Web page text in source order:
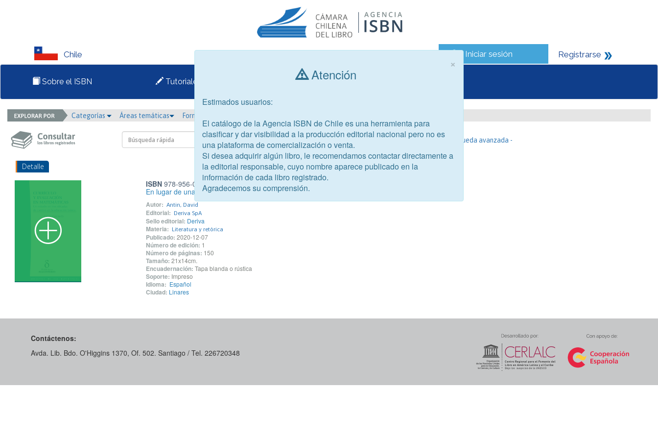
Chile Iniciar sesión Registrarse
Sobre el ISBN Tutoriales Consultar libros
Categorías Áreas temáticas Formato
- Búsqueda avanzada -
Detalle
ISBN978-956-09505-1-2
En lugar de una conferencia
Autor: Antin, David
Editorial: Deriva SpA
Sello editorial: Deriva
Materia: Literatura y retórica
Publicado: 2020-12-07
Número de edición: 1
Número de páginas: 150
Tamaño: 21x14cm.
Encuadernación: Tapa blanda o rústica
Soporte: Impreso
Idioma: Español
Ciudad: Linares
Contáctenos:
Avda. Lib. Bdo. O'Higgins 1370, Of. 502. Santiago / Tel. 226720348
×
Atención
Estimados usuarios:
El catálogo de la Agencia ISBN de Chile es una herramienta para
clasificar y dar visibilidad a la producción editorial nacional pero no es
una plataforma de comercialización o venta.
Si desea adquirir algún libro, le recomendamos contactar directamente a
la editorial responsable, cuyo nombre aparece publicado en la
información de cada libro registrado.
Agradecemos su comprensión.